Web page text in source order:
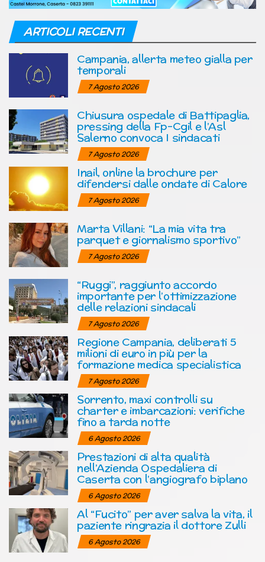
ARTICOLI RECENTI
Campania, allerta meteo gialla per
temporali
7 Agosto 2026
Chiusura ospedale di Battipaglia,
pressing della Fp-Cgil e l’Asl
Salerno convoca I sindacati
7 Agosto 2026
Inail, online la brochure per
difendersi dalle ondate di Calore
7 Agosto 2026
Marta Villani: “La mia vita tra
parquet e giornalismo sportivo”
7 Agosto 2026
“Ruggi”, raggiunto accordo
importante per l’ottimizzazione
delle relazioni sindacali
7 Agosto 2026
Regione Campania, deliberati 5
milioni di euro in più per la
formazione medica specialistica
7 Agosto 2026
Sorrento, maxi controlli su
charter e imbarcazioni: verifiche
fino a tarda notte
6 Agosto 2026
Prestazioni di alta qualità
nell’Azienda Ospedaliera di
Caserta con l’angiografo biplano
6 Agosto 2026
Al “Fucito” per aver salva la vita, il
paziente ringrazia il dottore Zulli
6 Agosto 2026